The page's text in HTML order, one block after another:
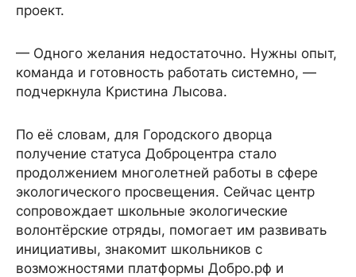
проект.
— Одного желания недостаточно. Нужны опыт,
команда и готовность работать системно, —
подчеркнула Кристина Лысова.
По её словам, для Городского дворца
получение статуса Доброцентра стало
продолжением многолетней работы в сфере
экологического просвещения. Сейчас центр
сопровождает школьные экологические
волонтёрские отряды, помогает им развивать
инициативы, знакомит школьников с
возможностями платформы Добро.рф и